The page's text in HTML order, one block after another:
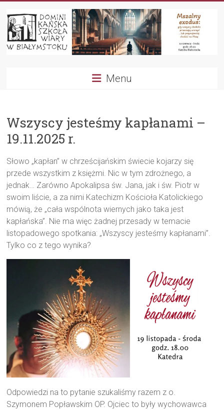
do
treści
DominikańskaMenu
Wszyscy jesteśmy kapłanami –
19.11.2025 r.
Słowo „kapłan” w chrześcijańskim świecie kojarzy się
przede wszystkim z księżmi. Nic w tym zdrożnego, a
jednak… Zarówno Apokalipsa św. Jana, jak i św. Piotr w
swoim liście, a za nimi Katechizm Kościoła Katolickiego
mówią, że „cała wspólnota wiernych jako taka jest
kapłańska”. Nie ma więc żadnej przesady w temacie
listopadowego spotkania: „Wszyscy jesteśmy kapłanami”.
Tylko co z tego wynika?
Odpowiedzi na to pytanie szukaliśmy razem z o.
Szymonem Popławskim OP. Ojciec to były wychowawca